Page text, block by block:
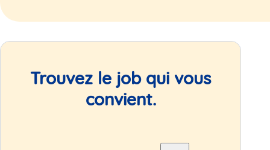
Trouvez le job qui vous
convient.